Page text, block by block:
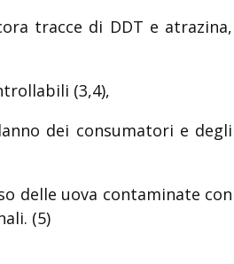
tracce di DDT e atrazina,
(3,4),
dei consumatori e degli
delle uova contaminate con
(5)